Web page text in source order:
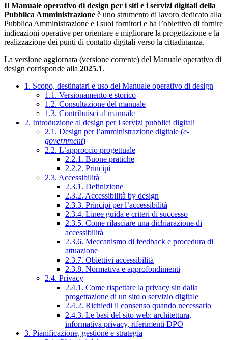
Il Manuale operativo di design per i siti e i servizi digitali della
Pubblica Amministrazione è uno strumento di lavoro dedicato alla
Pubblica Amministrazione e i suoi fornitori e ha l’obiettivo di fornire
indicazioni operative per orientare e migliorare la progettazione e la
realizzazione dei punti di contatto digitali verso la cittadinanza.
La versione aggiornata (versione corrente) del Manuale operativo di
design corrisponde alla 2025.1.
1. Scopo, destinatari e uso del Manuale operativo di design
1.1. Versionamento e storico
1.2. Consultazione del manuale
1.3. Contribuisci al manuale
2. Introduzione al design per i servizi pubblici digitali
2.1. Design per l’amministrazione digitale (e-
government)
2.2. L’approccio progettuale
2.2.1. Buone pratiche
2.2.2. Principi
2.3. Accessibilità
2.3.1. Definizione
2.3.2. Accessibilità by design
2.3.3. Principi per l’accessibilità
2.3.4. Linee guida e criteri di successo
2.3.5. Come rilasciare una dichiarazione di
accessibilità
2.3.6. Meccanismo di feedback e procedura di
attuazione
2.3.7. Obiettivi accessibilità
2.3.8. Normativa e approfondimenti
2.4. Privacy
2.4.1. Come rispettare la privacy sin dalla
progettazione di un sito o servizio digitale
2.4.2. Richiedi il consenso quando necessario
2.4.3. Le basi del sito web: architettura,
informativa privacy, riferimenti DPO
3. Pianificazione, gestione e strategia